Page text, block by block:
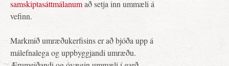
samskiptasáttmálanumað setja inn ummæli á
vefinn.
Markmið umræðukerfisins er að bjóða upp á
málefnalega og uppbyggjandi umræðu.